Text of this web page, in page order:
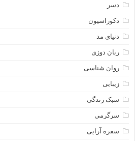
دسر
دکوراسیون
دنیای مد
ربان دوزی
روان شناسی
زیبایی
سبک زندگی
سرگرمی
سفره آرایی